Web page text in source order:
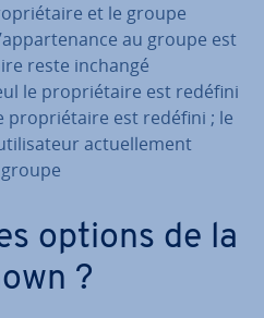
et le groupe
au groupe est
reste inchangé
le pro­prié­taire est redéfini
pro­prié­taire est redéfini ; le
ac­tuel­le­ment
options de la
?